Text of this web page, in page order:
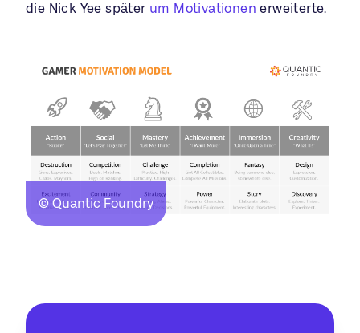
die Nick Yee später um Motivationen erweiterte.
© Quantic Foundry